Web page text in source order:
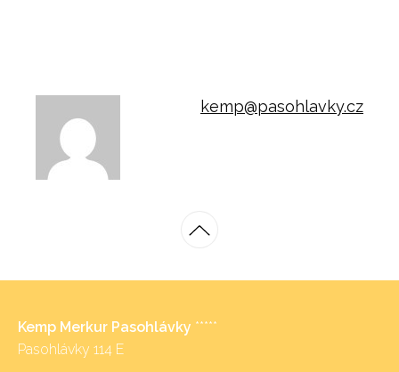
kemp@pasohlavky.cz
Kemp Merkur Pasohlávky *****
Pasohlávky 114 E